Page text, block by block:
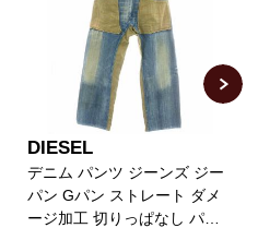
DIESEL
デニム パンツ ジーンズ ジー
パン Gパン ストレート ダメ
ージ加工 切りっぱなし パッ